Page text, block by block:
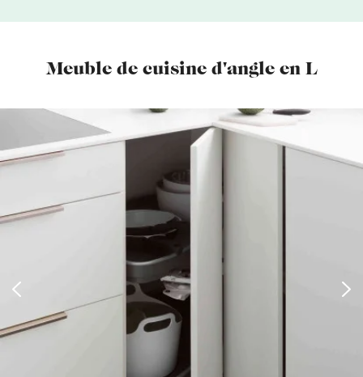
Meuble de cuisine d'angle en L